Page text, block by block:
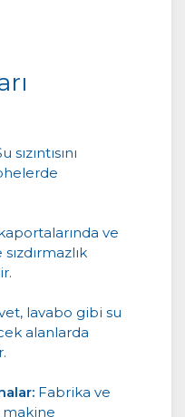
sızıntısını
ve
lavabo gibi su
alanlarda
Fabrika ve
makine